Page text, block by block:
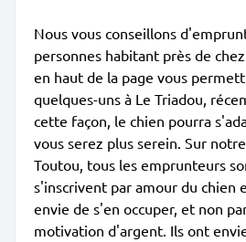
Nous vous conseillons
personnes habitant près de
en haut de la page vous
quelques-uns à Le Triadou,
cette façon, le chien pourra
vous serez plus serein. Sur
Toutou, tous les emprunteurs
s'inscrivent par amour du chien
envie de s'en occuper, et non
motivation d'argent. Ils ont